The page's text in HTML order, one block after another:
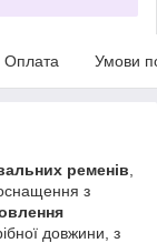
Оплата Умови
ременів
з
довжини, з